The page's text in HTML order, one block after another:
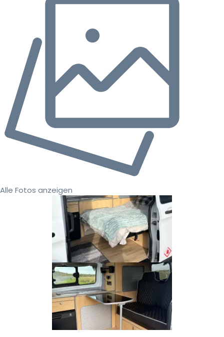
Alle Fotos anzeigen